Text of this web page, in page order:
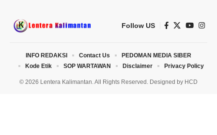
Follow US
© 2026 Lentera Kalimantan. All Rights Reserved. Designed by HCD
INFO REDAKSI Contact Us
PEDOMAN MEDIA SIBER
Kode Etik
SOP WARTAWAN Disclaimer Privacy Policy